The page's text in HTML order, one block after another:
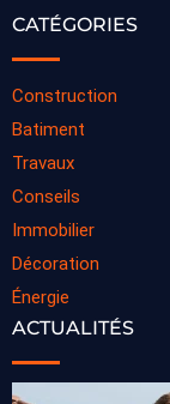
CATÉGORIES
Construction
Batiment
Travaux
Conseils
Immobilier
Décoration
Énergie
ACTUALITÉS